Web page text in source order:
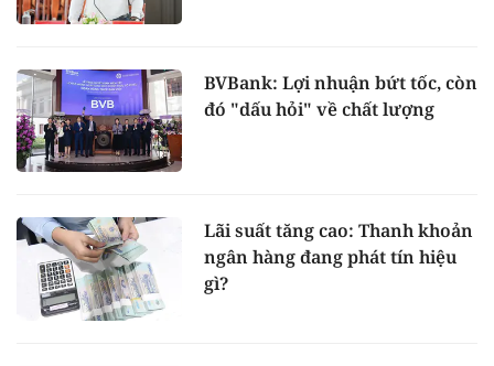
BVBank: Lợi nhuận bứt tốc, còn
đó "dấu hỏi" về chất lượng
Lãi suất tăng cao: Thanh khoản
ngân hàng đang phát tín hiệu
gì?